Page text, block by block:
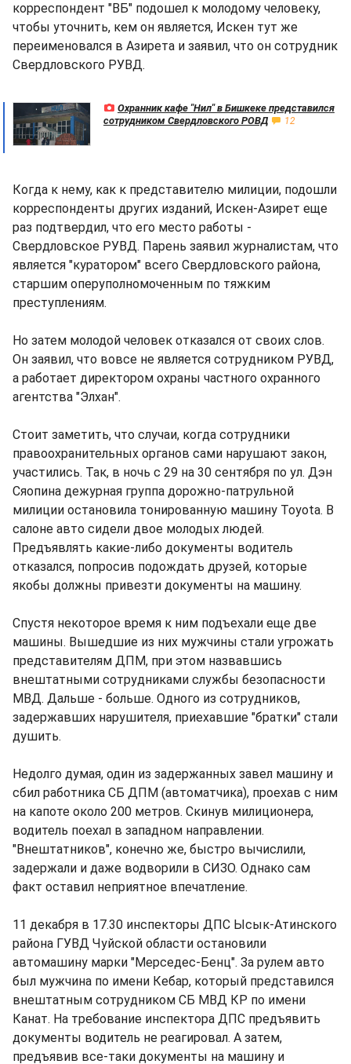
корреспондент "ВБ" подошел к молодому человеку,
чтобы уточнить, кем он является, Искен тут же
переименовался в Азирета и заявил, что он сотрудник
Свердловского РУВД.
Охранник кафе "Нил" в Бишкеке представился
сотрудником Свердловского РОВД
12
Когда к нему, как к представителю милиции, подошли
корреспонденты других изданий, Искен-Азирет еще
раз подтвердил, что его место работы -
Свердловское РУВД. Парень заявил журналистам, что
является "куратором" всего Свердловского района,
старшим оперуполномоченным по тяжким
преступлениям.
Но затем молодой человек отказался от своих слов.
Он заявил, что вовсе не является сотрудником РУВД,
а работает директором охраны частного охранного
агентства "Элхан".
Стоит заметить, что случаи, когда сотрудники
правоохранительных органов сами нарушают закон,
участились. Так, в ночь с 29 на 30 сентября по ул. Дэн
Сяопина дежурная группа дорожно-патрульной
милиции остановила тонированную машину Toyota. В
салоне авто сидели двое молодых людей.
Предъявлять какие-либо документы водитель
отказался, попросив подождать друзей, которые
якобы должны привезти документы на машину.
Спустя некоторое время к ним подъехали еще две
машины. Вышедшие из них мужчины стали угрожать
представителям ДПМ, при этом назвавшись
внештатными сотрудниками службы безопасности
МВД. Дальше - больше. Одного из сотрудников,
задержавших нарушителя, приехавшие "братки" стали
душить.
Недолго думая, один из задержанных завел машину и
сбил работника СБ ДПМ (автоматчика), проехав с ним
на капоте около 200 метров. Скинув милиционера,
водитель поехал в западном направлении.
"Внештатников", конечно же, быстро вычислили,
задержали и даже водворили в СИЗО. Однако сам
факт оставил неприятное впечатление.
11 декабря в 17.30 инспекторы ДПС Ысык-Атинского
района ГУВД Чуйской области остановили
автомашину марки "Мерседес-Бенц". За рулем авто
был мужчина по имени Кебар, который представился
внештатным сотрудником СБ МВД КР по имени
Канат. На требование инспектора ДПС предъявить
документы водитель не реагировал. А затем,
предъявив все-таки документы на машину и